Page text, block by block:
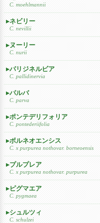
C. moehlmannii
ネビリー
C. nevillii
ヌーリー
C. nurii
パリジネルビア
C. pallidinervia
パルバ
C. parva
ポンテデリフォリア
C. pontederiifolia
ボルネオエンシス
C. x purpurea nothovar. borneoensis
プルプレア
C. x purpurea nothovar. purpurea
ピグマエア
C. pygmaea
シュルツィ
C. schulzei